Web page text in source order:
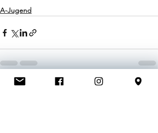
A-Jugend
Alle ansehen